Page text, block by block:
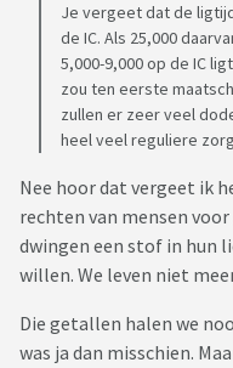
Je vergeet dat de
de IC. Als 25,000
5,000-9,000 op de IC
zou ten eerste
zullen er zeer veel
heel veel reguliere
Nee hoor dat vergeet ik
rechten van mensen
dwingen een stof in hun
willen. We leven niet
Die getallen halen we
was ja dan misschien.